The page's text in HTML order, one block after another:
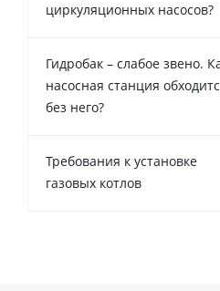
циркуляционных насосов?
Гидробак – слабое звено.
насосная станция
без него?
Требования к установке
газовых котлов